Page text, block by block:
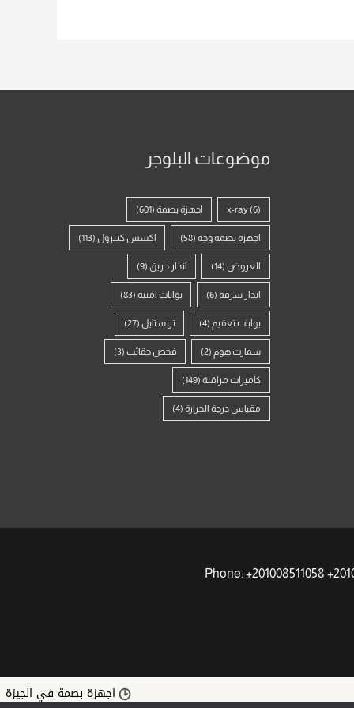
موضوعات البلوجر
x-ray (6) اجهزة بصمة (601)
اجهزة بصمة وجة(58) اكسس كنترول (113)
العروض(14) انذار حريق (9)
انذار سرقة(6) بوابات امنية (83)
بوابات تعقيم (4) ترنستايل (27)
سمارت هوم (2) فحص حقائب (3)
كاميرات مراقبة(149)
مقياس درجة الحرارة(4)
اجهزة بصمة في الجيزة |